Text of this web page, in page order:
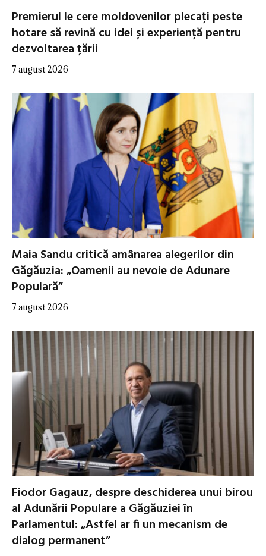
Premierul le cere moldovenilor plecați peste
hotare să revină cu idei și experiență pentru
dezvoltarea țării
7 august 2026
Maia Sandu critică amânarea alegerilor din
Găgăuzia: „Oamenii au nevoie de Adunare
Populară”
7 august 2026
Fiodor Gagauz, despre deschiderea unui birou
al Adunării Populare a Găgăuziei în
Parlamentul: „Astfel ar fi un mecanism de
dialog permanent”